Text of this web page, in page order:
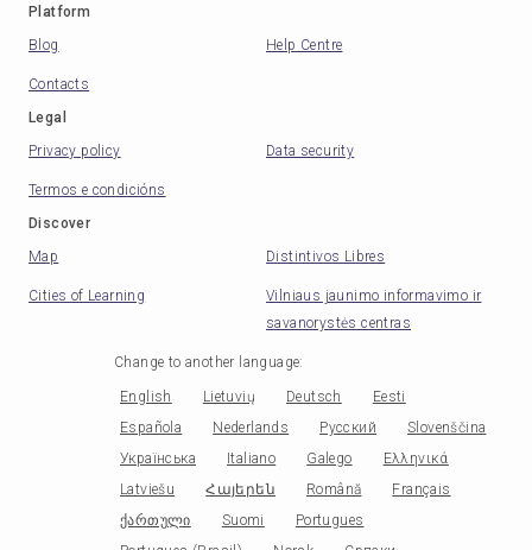
Platform
Blog
Help Centre
Contacts
Legal
Privacy policy
Data security
Termos e condicións
Discover
Map
Distintivos Libres
Cities of Learning
Vilniaus jaunimo informavimo ir
savanorystės centras
Change to another language:
English Lietuvių Deutsch
Eesti
Española
Nederlands Русский
Slovenščina
Українська
Italiano Galego
Ελληνικά
Latviešu
Հայերեն Română
Français
ქართული
Suomi
Portugues